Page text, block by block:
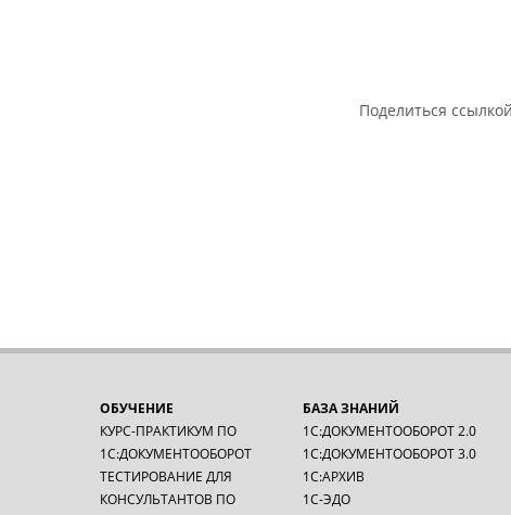
Поделиться
ОБУЧЕНИЕ
КУРС-ПРАКТИКУМ ПО
1С:ДОКУМЕНТООБОРОТ
ТЕСТИРОВАНИЕ ДЛЯ
КОНСУЛЬТАНТОВ ПО
БАЗА ЗНАНИЙ
1С:ДОКУМЕНТООБОРОТ 2.0
1С:ДОКУМЕНТООБОРОТ 3.0
1С:АРХИВ
1С-ЭДО